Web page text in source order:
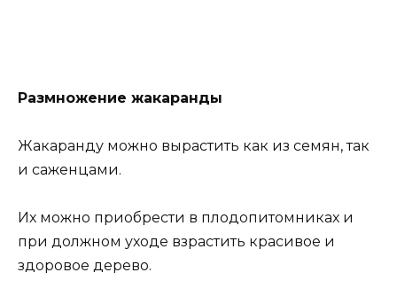
Размножение жакаранды
Жакаранду можно вырастить как из семян, так
и саженцами.
Их можно приобрести в плодопитомниках и
при должном уходе взрастить красивое и
здоровое дерево.